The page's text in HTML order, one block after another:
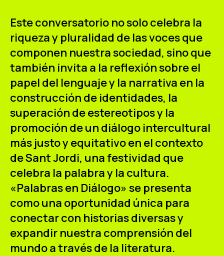
Este conversatorio no solo celebra la
riqueza y pluralidad de las voces que
componen nuestra sociedad, sino que
también invita a la reflexión sobre el
papel del lenguaje y la narrativa en la
construcción de identidades, la
superación de estereotipos y la
promoción de un diálogo intercultural
más justo y equitativo en el contexto
de Sant Jordi, una festividad que
celebra la palabra y la cultura.
«Palabras en Diálogo» se presenta
como una oportunidad única para
conectar con historias diversas y
expandir nuestra comprensión del
mundo a través de la literatura.